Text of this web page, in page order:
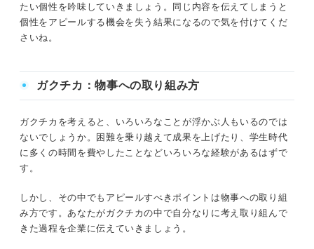
たい個性を吟味していきましょう。同じ内容を伝えてしまうと
個性をアピールする機会を失う結果になるので気を付けてくだ
さいね。
ガクチカ：物事への取り組み方
ガクチカを考えると、いろいろなことが浮かぶ人もいるのでは
ないでしょうか。困難を乗り越えて成果を上げたり、学生時代
に多くの時間を費やしたことなどいろいろな経験があるはずで
す。
しかし、その中でもアピールすべきポイントは物事への取り組
み方です。あなたがガクチカの中で自分なりに考え取り組んで
きた過程を企業に伝えていきましょう。